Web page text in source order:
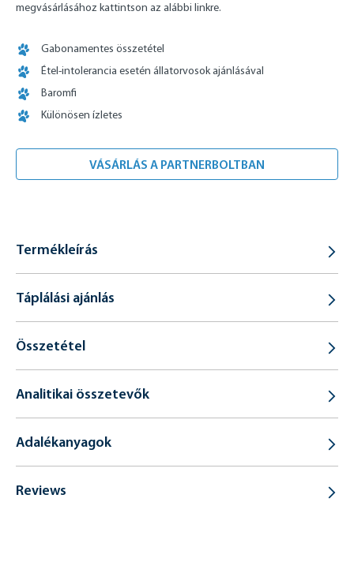
megvásárlásához kattintson az alábbi linkre.
Gabonamentes összetétel
Étel-intolerancia esetén állatorvosok ajánlásával
Baromfi
Különösen ízletes
VÁSÁRLÁS A PARTNERBOLTBAN
Termékleírás
Táplálási ajánlás
Összetétel
Analitikai összetevők
Adalékanyagok
Reviews